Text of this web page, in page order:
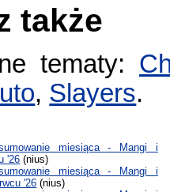
także
tematy:
, Slayers.
miesiąca - Mangi i
'26 (nius)
miesiąca - Mangi i
'26 (nius)